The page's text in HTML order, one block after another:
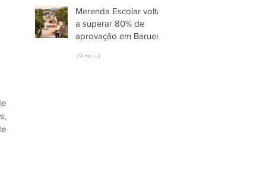
Merenda Escolar volta
a superar 80% de
aprovação em Barueri
29 de jul.